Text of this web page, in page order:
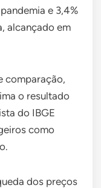
e 3,4%
alcançado em
comparação,
o resultado
do IBGE
como
dos preços